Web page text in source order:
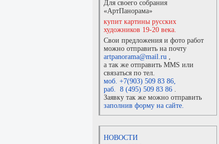
Для своего собрания
«АртПанорама»
купит картины русских
художников 19-20 века.
Свои предложения и фото работ
можно отправить на почту
artpanorama@mail.ru ,
а так же отправить MMS или
связаться по тел.
моб. +7(903) 509 83 86,
раб. 8 (495) 509 83 86 .
Заявку так же можно отправить
заполнив форму на сайте.
НОВОСТИ